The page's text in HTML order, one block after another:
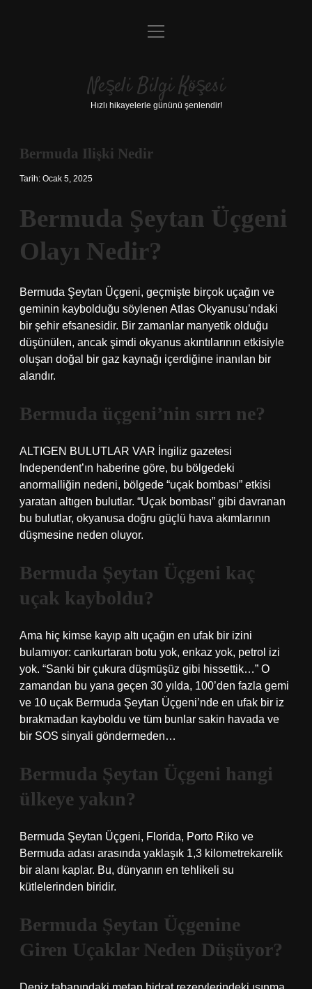
Anasayfa
Yasal Uyarı
menüyü
Neşeli Bilgi Köşesi
Hızlı hikayelerle gününü şenlendir!
Bermuda Ilişki Nedir
Tarih: Ocak 5, 2025
Bermuda Şeytan Üçgeni
Olayı Nedir?
Bermuda Şeytan Üçgeni, geçmişte birçok uçağın ve
geminin kaybolduğu söylenen Atlas Okyanusu’ndaki
bir şehir efsanesidir. Bir zamanlar manyetik olduğu
düşünülen, ancak şimdi okyanus akıntılarının etkisiyle
oluşan doğal bir gaz kaynağı içerdiğine inanılan bir
alandır.
Bermuda üçgeni’nin sırrı ne?
ALTIGEN BULUTLAR VAR İngiliz gazetesi
Independent’ın haberine göre, bu bölgedeki
anormalliğin nedeni, bölgede “uçak bombası” etkisi
yaratan altıgen bulutlar. “Uçak bombası” gibi davranan
bu bulutlar, okyanusa doğru güçlü hava akımlarının
düşmesine neden oluyor.
Bermuda Şeytan Üçgeni kaç
uçak kayboldu?
Ama hiç kimse kayıp altı uçağın en ufak bir izini
bulamıyor: cankurtaran botu yok, enkaz yok, petrol izi
yok. “Sanki bir çukura düşmüşüz gibi hissettik…” O
zamandan bu yana geçen 30 yılda, 100’den fazla gemi
ve 10 uçak Bermuda Şeytan Üçgeni’nde en ufak bir iz
bırakmadan kayboldu ve tüm bunlar sakin havada ve
bir SOS sinyali göndermeden…
Bermuda Şeytan Üçgeni hangi
ülkeye yakın?
Bermuda Şeytan Üçgeni, Florida, Porto Riko ve
Bermuda adası arasında yaklaşık 1,3 kilometrekarelik
bir alanı kaplar. Bu, dünyanın en tehlikeli su
kütlelerinden biridir.
Bermuda Şeytan Üçgenine
Giren Uçaklar Neden Düşüyor?